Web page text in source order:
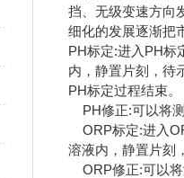
挡、无级变速方向
细化的发展逐渐把
PH标定:进入PH
内，静置片刻，待
PH标定过程结束。
PH修正:可以将
ORP标定:进入
溶液内，静置片刻
ORP修正:可以将